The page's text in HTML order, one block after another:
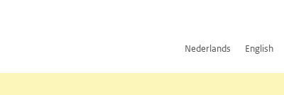
Nederlands English